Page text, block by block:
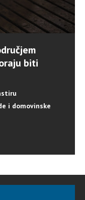
biti
i domovinske